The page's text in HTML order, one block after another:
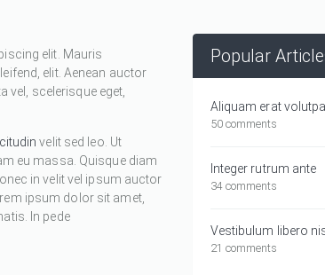
elit. Mauris
elit. Aenean auctor
vel, scelerisque eget,
velit sed leo. Ut
eu massa. Quisque diam
in velit vel ipsum auctor
ipsum dolor sit amet,
In pede
Popular
Aliquam erat
50 comments
Integer rutrum ante
34 comments
Vestibulum libero
21 comments